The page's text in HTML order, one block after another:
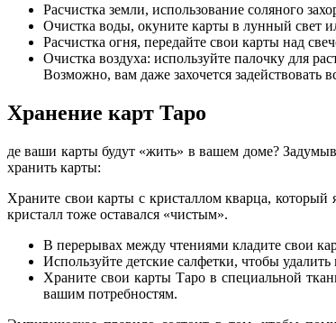
Расчистка земли, использование соляного
Очистка воды, окуните карты в лунный свет
Расчистка огня, передайте свои карты над
Очистка воздуха: используйте палочку для
Возможно, вам даже захочется задействовать
Хранение карт Таро
де ваши карты будут «жить» в вашем доме?
хранить карты:
Храните свои карты с кристаллом кварца,
кристалл тоже оставался «чистым».
В перерывах между чтениями кладите свои
Используйте детские салфетки, чтобы
Храните свои карты Таро в специальной
вашим потребностям.